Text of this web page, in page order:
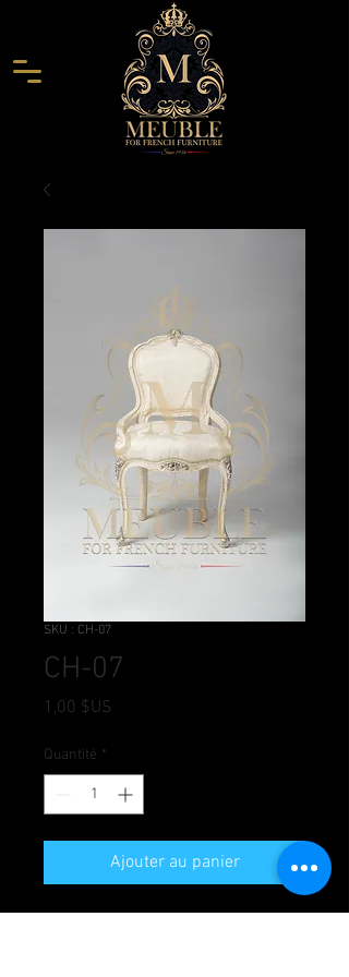
SKU : CH-07
CH-07
1,00 $US
Quantité *
Ajouter au panier